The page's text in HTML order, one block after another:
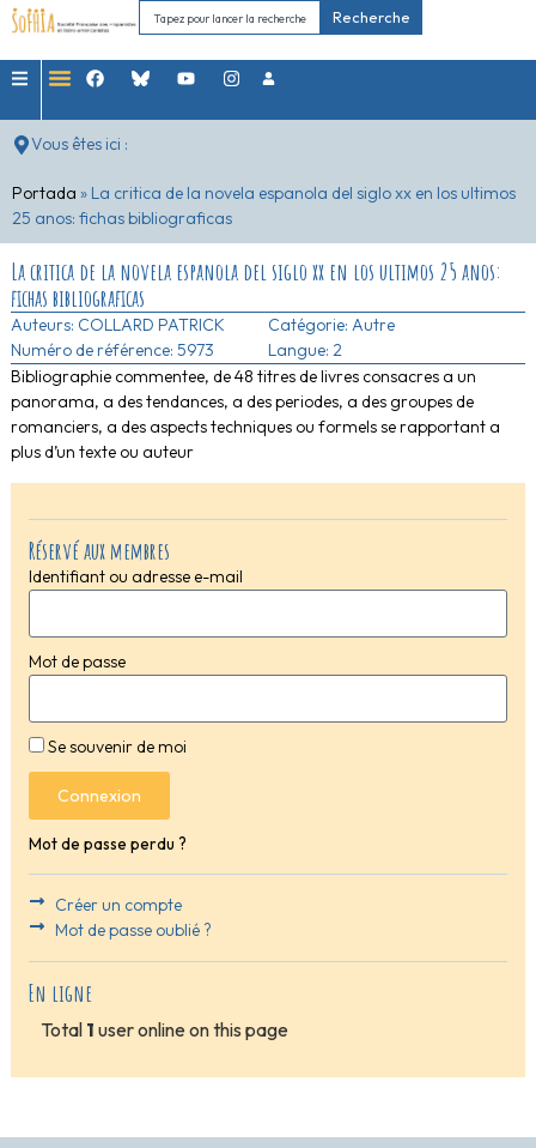
Recherche
Vous êtes ici :
Portada » La critica de la novela espanola del siglo xx en los ultimos
25 anos: fichas bibliograficas
Réservé aux membres
Identifiant ou adresse e-mail
Mot de passe
Se souvenir de moi
Connexion
Mot de passe perdu ?
Créer un compte
Mot de passe oublié ?
En ligne
Total 1 user online on this page
La critica de la novela espanola del siglo xx en los ultimos 25 anos:
fichas bibliograficas
Auteurs: COLLARD PATRICK
Numéro de référence: 5973
Catégorie: Autre
Langue: 2
Bibliographie commentee, de 48 titres de livres consacres a un
panorama, a des tendances, a des periodes, a des groupes de
romanciers, a des aspects techniques ou formels se rapportant a
plus d’un texte ou auteur